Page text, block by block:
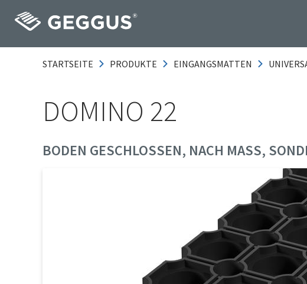
STARTSEITE PRODUKTE EINGANGSMATTEN
DOMINO 22
BODEN GESCHLOSSEN, NACH MASS,